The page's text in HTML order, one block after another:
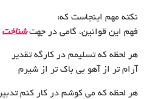
نکته مهم اینجاست که:
فهم این قوانین، گامی در جهتشناخت
هر لحظه که تسلیمم در کارگه تقدیر
آرام تر از آهو بی باک تر از شیرم
هر لحظه که می کوشم در کار کنم تدبیر